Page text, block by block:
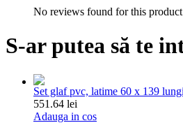
No reviews found for this
S-ar putea să te
Set glaf pvc, latime 60 x 139
551.64 lei
Adauga in cos